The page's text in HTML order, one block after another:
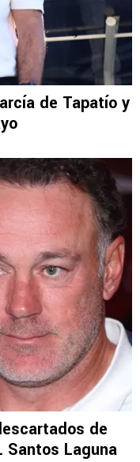
de Tapatío y
de
Santos Laguna